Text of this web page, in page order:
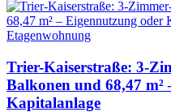
Trier-Kaiserstraße: 3-
Balkonen und 68,47 m²
Kapitalanlage